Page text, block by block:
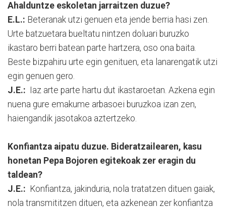
Ahalduntze eskoletan jarraitzen duzue?
E.L.: Beteranak utzi genuen eta jende berria hasi zen.
Urte batzuetara bueltatu nintzen doluari buruzko
ikastaro berri batean parte hartzera, oso ona baita.
Beste bizpahiru urte egin genituen, eta lanarengatik utzi
egin genuen gero.
J.E.: Iaz arte parte hartu dut ikastaroetan. Azkena egin
nuena gure emakume arbasoei buruzkoa izan zen,
haiengandik jasotakoa aztertzeko.
Konfiantza aipatu duzue. Bideratzailearen, kasu
honetan Pepa Bojoren egitekoak zer eragin du
taldean?
J.E.: Konfiantza, jakinduria, nola tratatzen dituen gaiak,
nola transmititzen dituen, eta azkenean zer konfiantza